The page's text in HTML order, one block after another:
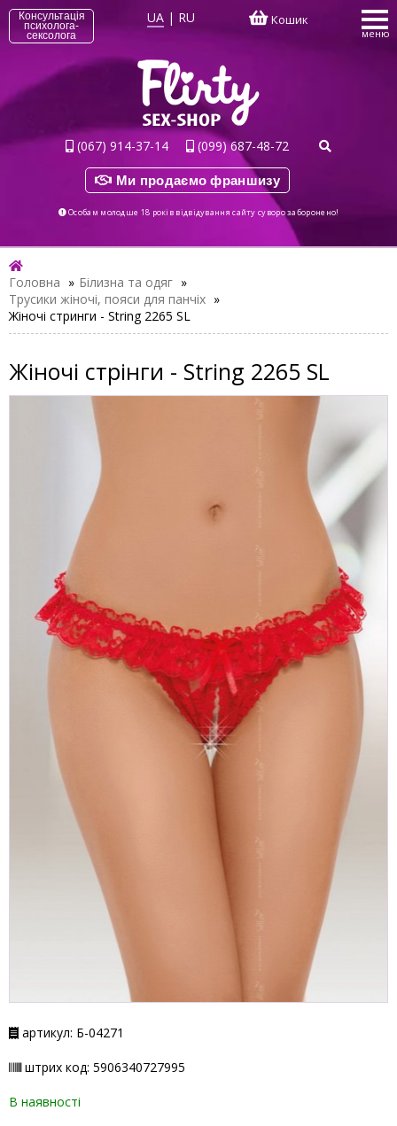
Консультація
психолога-
сексолога
UA | RU Кошик
меню
(067) 914-37-14 (099) 687-48-72
Ми продаємо франшизу
Особам молодше 18 років відвідування сайту суворо заборонено!
Головна » Білизна та одяг »
Трусики жіночі, пояси для панчіх »
Жіночі стринги - String 2265 SL
Жіночі стрінги - String 2265 SL
артикул: Б-04271
штрих код: 5906340727995
В наявності